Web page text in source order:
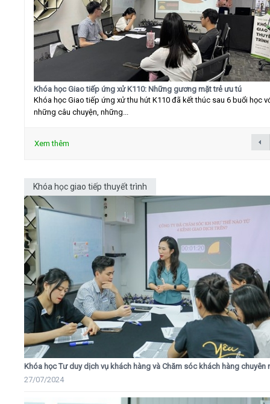
Khóa học Giao tiếp ứng xử K110: Những gương mặt trẻ ưu tú
Khóa học Giao tiếp ứng xử thu hút K110 đã kết thúc sau 6 buổi học
những câu chuyện, những...
Xem thêm
Khóa học giao tiếp thuyết trình
Khóa học Tư duy dịch vụ khách hàng và Chăm sóc khách hàng chuyên
27/07/2024